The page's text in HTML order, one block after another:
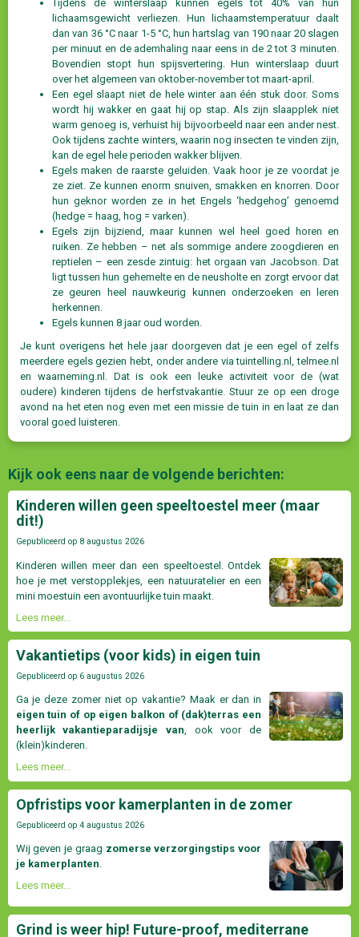
Tijdens de winterslaap kunnen egels tot 40% van hun
lichaamsgewicht verliezen. Hun lichaamstemperatuur daalt
dan van 36 °C naar 1-5 °C, hun hartslag van 190 naar 20 slagen
per minuut en de ademhaling naar eens in de 2 tot 3 minuten.
Bovendien stopt hun spijsvertering. Hun winterslaap duurt
over het algemeen van oktober-november tot maart-april.
Een egel slaapt niet de hele winter aan één stuk door. Soms
wordt hij wakker en gaat hij op stap. Als zijn slaapplek niet
warm genoeg is, verhuist hij bijvoorbeeld naar een ander nest.
Ook tijdens zachte winters, waarin nog insecten te vinden zijn,
kan de egel hele perioden wakker blijven.
Egels maken de raarste geluiden. Vaak hoor je ze voordat je
ze ziet. Ze kunnen enorm snuiven, smakken en knorren. Door
hun geknor worden ze in het Engels ‘hedgehog’ genoemd
(hedge = haag, hog = varken).
Egels zijn bijziend, maar kunnen wel heel goed horen en
ruiken. Ze hebben – net als sommige andere zoogdieren en
reptielen – een zesde zintuig: het orgaan van Jacobson. Dat
ligt tussen hun gehemelte en de neusholte en zorgt ervoor dat
ze geuren heel nauwkeurig kunnen onderzoeken en leren
herkennen.
Egels kunnen 8 jaar oud worden.
Je kunt overigens het hele jaar doorgeven dat je een egel of zelfs
meerdere egels gezien hebt, onder andere via tuintelling.nl, telmee.nl
en waarneming.nl. Dat is ook een leuke activiteit voor de (wat
oudere) kinderen tijdens de herfstvakantie. Stuur ze op een droge
avond na het eten nog even met een missie de tuin in en laat ze dan
vooral goed luisteren.
Kijk ook eens naar de volgende berichten:
Kinderen willen geen speeltoestel meer (maar
dit!)
Gepubliceerd op 8 augustus 2026
Kinderen willen meer dan een speeltoestel. Ontdek
hoe je met verstopplekjes, een natuuratelier en een
mini moestuin een avontuurlijke tuin maakt.
Lees meer...
Vakantietips (voor kids) in eigen tuin
Gepubliceerd op 6 augustus 2026
Ga je deze zomer niet op vakantie? Maak er dan in
eigen tuin of op eigen balkon of (dak)terras een
heerlijk vakantieparadijsje van, ook voor de
(klein)kinderen.
Lees meer...
Opfristips voor kamerplanten in de zomer
Gepubliceerd op 4 augustus 2026
Wij geven je graag zomerse verzorgingstips voor
je kamerplanten.
Lees meer...
Grind is weer hip! Future-proof, mediterrane